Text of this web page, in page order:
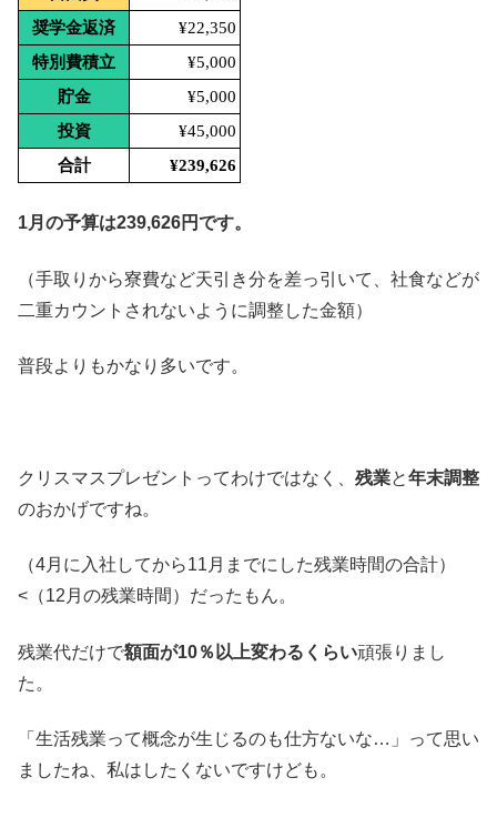
奨学金返済
¥22,350
特別費積立
¥5,000
貯金
¥5,000
投資
¥45,000
合計
¥239,626
1月の予算は239,626円です。
（手取りから寮費など天引き分を差っ引いて、社食などが
二重カウントされないように調整した金額）
普段よりもかなり多いです。
クリスマスプレゼントってわけではなく、 残業と年末調整
のおかげですね。
（4月に入社してから11月までにした残業時間の合計）
<（12月の残業時間）だったもん。
残業代だけで額面が10％以上変わるくらい頑張りまし
た。
「生活残業って概念が生じるのも仕方ないな…」って思い
ましたね、私はしたくないですけども。